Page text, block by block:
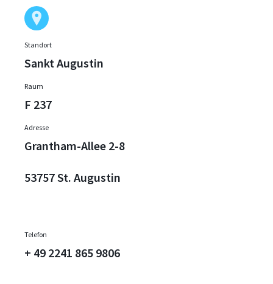
Standort
Sankt Augustin
Raum
F 237
Adresse
Grantham-Allee 2-8
53757 St. Augustin
Telefon
+ 49 2241 865 9806